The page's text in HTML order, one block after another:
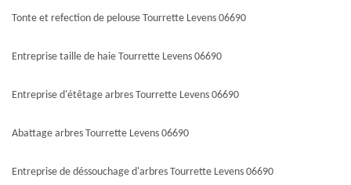
Tonte et refection de pelouse Tourrette Levens 06690
Entreprise taille de haie Tourrette Levens 06690
Entreprise d'étêtage arbres Tourrette Levens 06690
Abattage arbres Tourrette Levens 06690
Entreprise de déssouchage d'arbres Tourrette Levens 06690